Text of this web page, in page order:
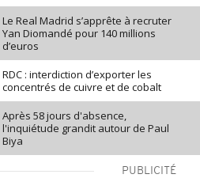
Le Real Madrid s’apprête à recruter
Yan Diomandé pour 140 millions
d’euros
RDC : interdiction d’exporter les
concentrés de cuivre et de cobalt
Après 58 jours d'absence,
l'inquiétude grandit autour de Paul
Biya
PUBLICITÉ